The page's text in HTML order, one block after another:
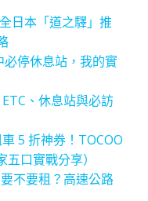
日本「道之驛」推
必停休息站，我的實
、休息站與必訪
5 折神券！TOCOO
口實戰分享）
不要租？高速公路